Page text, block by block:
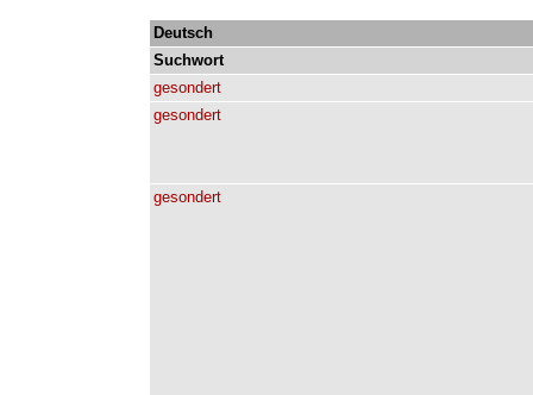
Deutsch
Suchwort
gesondert
gesondert
gesondert